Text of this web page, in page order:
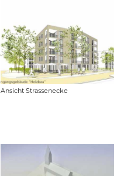
Ansicht Strassenecke